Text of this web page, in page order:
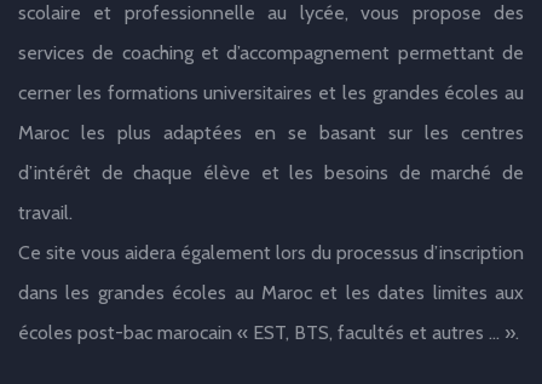
scolaire et professionnelle au lycée, vous propose des
services de coaching et d’accompagnement permettant de
cerner les formations universitaires et les grandes écoles au
Maroc les plus adaptées en se basant sur les centres
d’intérêt de chaque élève et les besoins de marché de
travail.
Ce site vous aidera également lors du processus d’inscription
dans les grandes écoles au Maroc et les dates limites aux
écoles post-bac marocain « EST, BTS, facultés et autres … ».